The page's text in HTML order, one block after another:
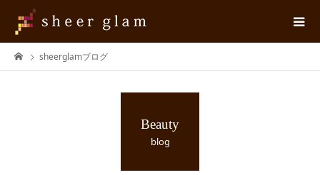
sheerglamブログ
Beauty
blog